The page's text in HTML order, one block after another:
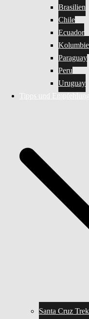
Brasilien
Chile
Ecuador
Paraguay
Peru
Uruguay
Tipps und
Santa Cruz